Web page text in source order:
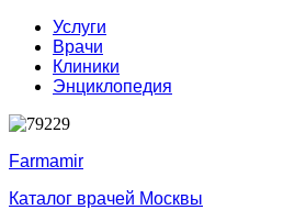
Услуги
Врачи
Клиники
Энциклопедия
Farmamir
Каталог врачей Москвы